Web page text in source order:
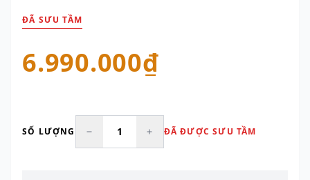
ĐÃ SƯU TẦM
6.990.000₫
SỐ LƯỢNG ĐÃ ĐƯỢC SƯU TẦM